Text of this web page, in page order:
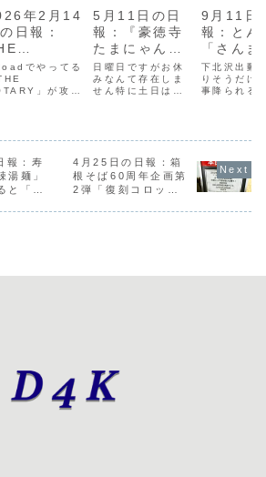
年2月14
日報：
、ま
の見本市、
でやってる
」が攻め
ッションイベ
」2/13-
reloadにて
午後はまちの
市のトークイ
ト「まちづく
5月11日の日
報：『豪徳寺
たまにゃん祭
り』と『たま
にゃん公園』
日曜日ですがお休
みなんて存在しま
せん特に土日はイ
徳寺へ『たまにゃ
称『世田谷区豪徳
寺一丁目たまにゃ
ん公園』の開園セ
レモニー豪徳寺一
丁目、地元の皆さ
9月11日
報：とん
「さんま
食」とシ
チャカレ
「緑茶ソ
下北沢出動
りそうだけ
事降られる
『オイシイ
を投下秋刀
のニュース
たら、実際
焼き魚ラン
報：寿
湯麺」
と「台
4月25日の日報：箱
根そば60周年企画第
2弾「復刻コロッケ